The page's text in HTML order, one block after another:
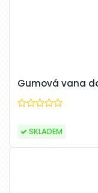
Gumová vana
SKLADEM